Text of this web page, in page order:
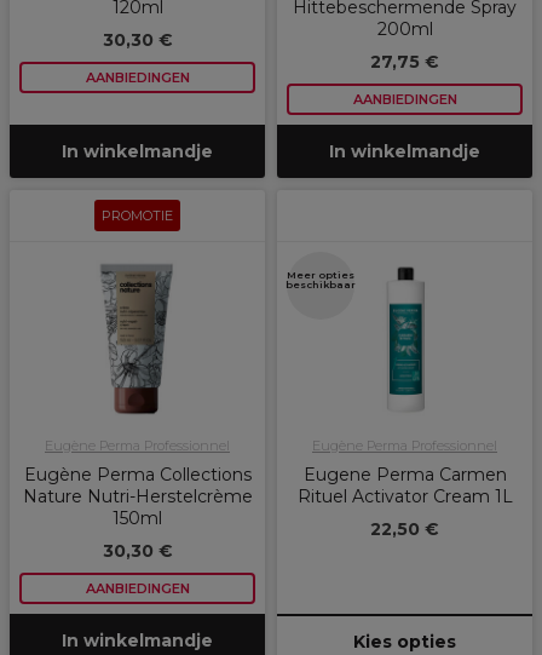
120ml
30,30 €
AANBIEDINGEN
In winkelmandje
Hittebeschermende Spray
200ml
27,75 €
AANBIEDINGEN
In winkelmandje
PROMOTIE
Eugène Perma Professionnel
Eugène Perma Collections
Nature Nutri-Herstelcrème
150ml
30,30 €
AANBIEDINGEN
In winkelmandje
Meer opties
beschikbaar
Eugène Perma Professionnel
Eugene Perma Carmen
Rituel Activator Cream 1L
22,50 €
Kies opties